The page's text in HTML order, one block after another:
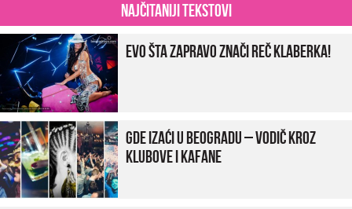
Najčitaniji tekstovi
Evo šta zapravo znači reč klaberka!
Gde izaći u Beogradu – vodič kroz
klubove i kafane